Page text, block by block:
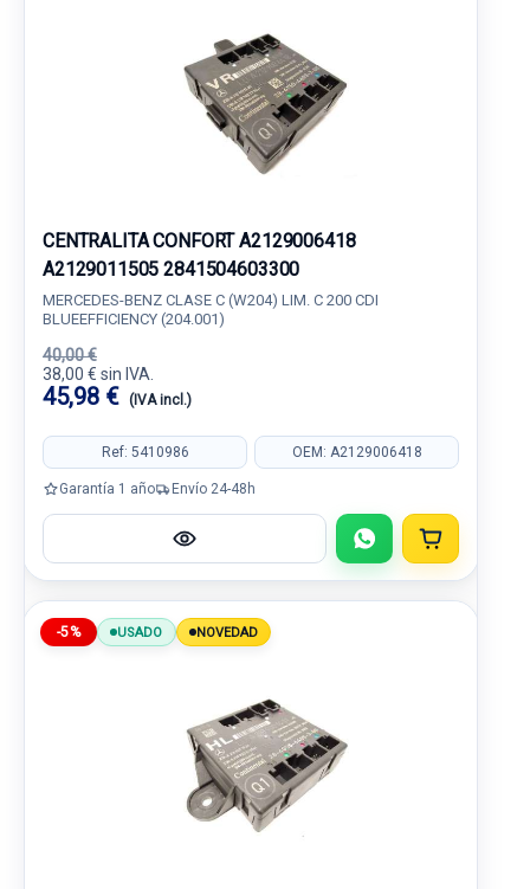
CENTRALITA CONFORT A2129006418
A2129011505 2841504603300
MERCEDES-BENZ CLASE C (W204) LIM. C 200 CDI
BLUEEFFICIENCY (204.001)
40,00 €
38,00 € sin IVA.
45,98 € (IVA incl.)
Ref: 5410986 OEM: A2129006418
Garantía 1 año Envío 24-48h
-5% USADO NOVEDAD